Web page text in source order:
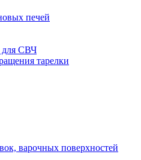
печей
для СВЧ
тарелки
варочных поверхностей